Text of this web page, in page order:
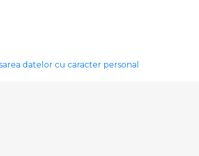
datelor cu caracter personal